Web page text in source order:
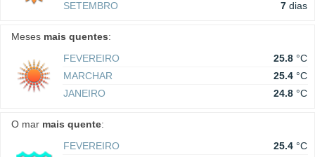
SETEMBRO
7 dias
Meses mais quentes:
FEVEREIRO
25.8 °C
MARCHAR
25.4 °C
JANEIRO
24.8 °C
O mar mais quente:
FEVEREIRO
25.4 °C